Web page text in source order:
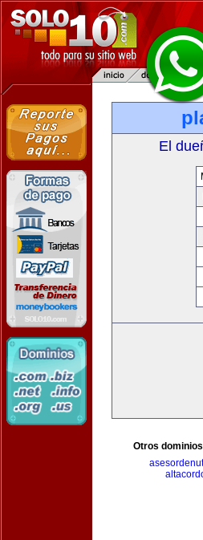
El
Otros